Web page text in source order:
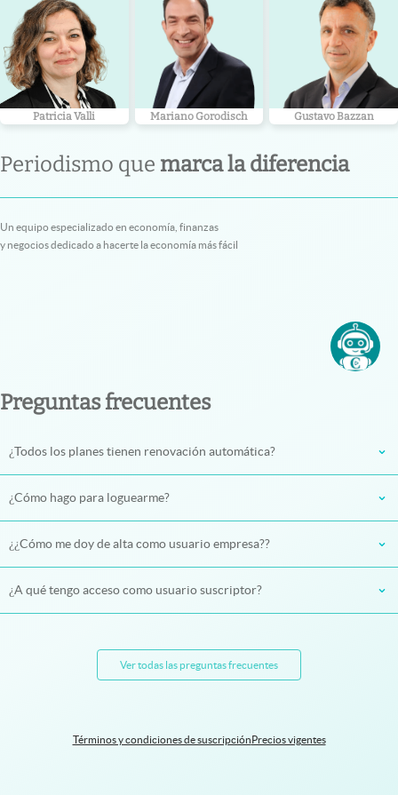
Patricia Valli Mariano Gorodisch Gustavo Bazzan
Periodismo que marca la diferencia
Un equipo especializado en economía, finanzas
y negocios dedicado a hacerte la economía más fácil
Preguntas frecuentes
¿Todos los planes tienen renovación automática?
¿Cómo hago para loguearme?
¿¿Cómo me doy de alta como usuario empresa??
¿A qué tengo acceso como usuario suscriptor?
Ver todas las preguntas frecuentes
Términos y condiciones de suscripción Precios vigentes